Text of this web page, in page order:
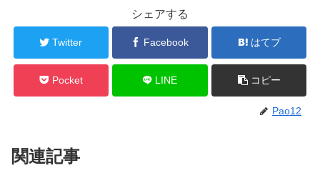
シェアする
Twitter Facebook はてブ
Pocket LINE コピー
Pao12
関連記事